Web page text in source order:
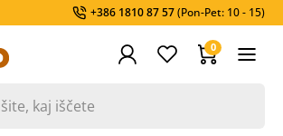
+386 1810 87 57(Pon-Pet: 10 - 15)
0